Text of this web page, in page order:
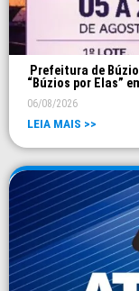
Prefeitura de
“Búzios por Elas”
06/08/2026
LEIA MAIS >>